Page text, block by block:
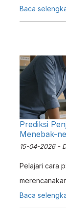
terutama Aset
Baca
Prediksi
Menebak-
15-04-2026 -
Pelajari cara
meningkatkan
Baca